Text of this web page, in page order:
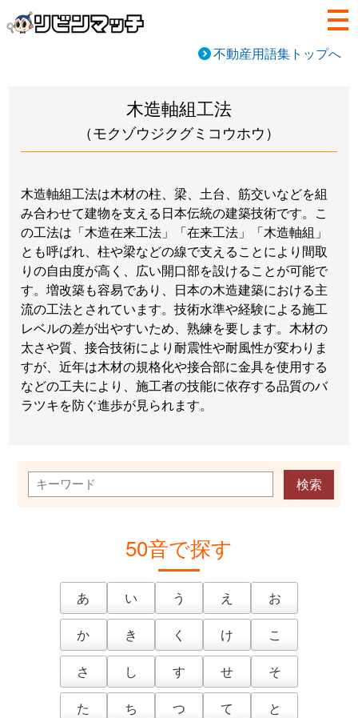
不動産用語集トップへ
木造軸組工法
（モクゾウジクグミコウホウ）
木造軸組工法は木材の柱、梁、土台、筋交いなどを組
み合わせて建物を支える日本伝統の建築技術です。こ
の工法は「木造在来工法」「在来工法」「木造軸組」
とも呼ばれ、柱や梁などの線で支えることにより間取
りの自由度が高く、広い開口部を設けることが可能で
す。増改築も容易であり、日本の木造建築における主
流の工法とされています。技術水準や経験による施工
レベルの差が出やすいため、熟練を要します。木材の
太さや質、接合技術により耐震性や耐風性が変わりま
すが、近年は木材の規格化や接合部に金具を使用する
などの工夫により、施工者の技能に依存する品質のバ
ラツキを防ぐ進歩が見られます。
50音で探す
あ い う え
お
か
き く け
こ
さ
し す せ
そ
た
ち つ て
と